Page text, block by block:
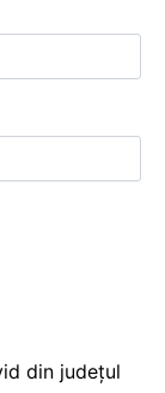
din județul